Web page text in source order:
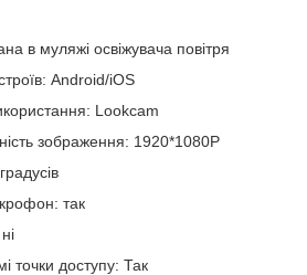
в муляжі освіжувача повітря
Android/iOS
Lookcam
зображення: 1920*1080P
так
точки доступу: Так